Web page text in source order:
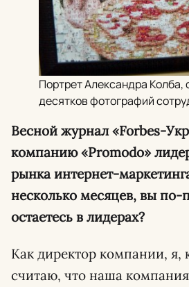
Портрет Александра Колба,
десятков фотографий
Весной журнал «Forbes-
компанию «Promodo»
рынка интернет-
несколько месяцев, вы
остаетесь в лидерах?
Как директор компании, я,
считаю, что наша компания